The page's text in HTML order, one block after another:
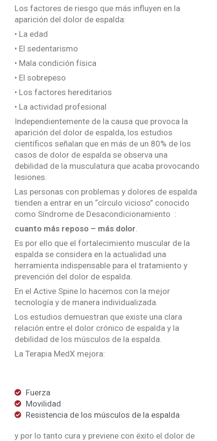
Los factores de riesgo que más influyen en la
aparición del dolor de espalda:
• La edad
• El sedentarismo
• Mala condición física
• El sobrepeso
• Los factores hereditarios
• La actividad profesional
Independientemente de la causa que provoca la
aparición del dolor de espalda, los estudios
científicos señalan que en más de un 80% de los
casos de dolor de espalda se observa una
debilidad de la musculatura que acaba provocando
lesiones.
Las personas con problemas y dolores de espalda
tienden a entrar en un “círculo vicioso” conocido
como Síndrome de Desacondicionamiento :
cuanto más reposo – más dolor
Es por ello que el fortalecimiento muscular de la
espalda se considera en la actualidad una
herramienta indispensable para el tratamiento y
prevención del dolor de espalda.
En el Active Spine lo hacemos con la mejor
tecnología y de manera individualizada.
Los estudios demuestran que existe una clara
relación entre el dolor crónico de espalda y la
debilidad de los músculos de la espalda.
La Terapia MedX mejora:
Fuerza
Movilidad
Resistencia de los músculos de la espalda
y por lo tanto cura y previene con éxito el dolor de